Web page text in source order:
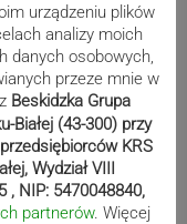
w Wiśle.
zmieniła
urządzeniu plików
analizy moich
danych osobowych,
przeze mnie w
Beskidzka Grupa
Białej (43-300) przy
KRS
Wydział VIII
, NIP: 5470048840,
partnerów. Więcej